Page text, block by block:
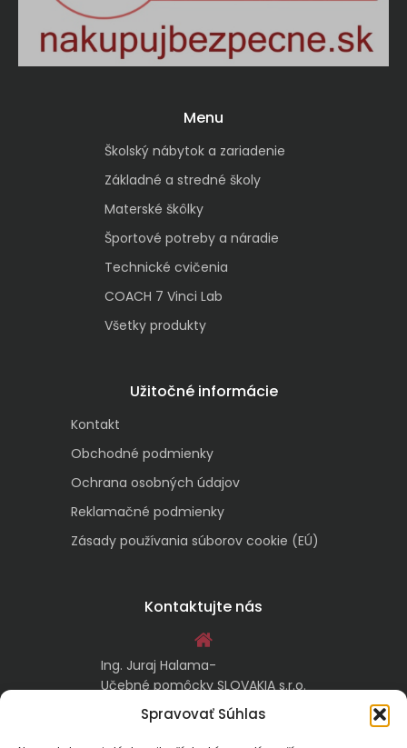
Spravovať Súhlas
Menu
Školský nábytok a zariadenie
Základné a stredné školy
Materské škôlky
Športové potreby a náradie
Technické cvičenia
COACH 7 Vinci Lab
Všetky produkty
Užitočné informácie
Kontakt
Obchodné podmienky
Ochrana osobných údajov
Reklamačné podmienky
Zásady používania súborov cookie (EÚ)
Kontaktujte nás
Ing. Juraj Halama-
Učebné pomôcky SLOVAKIA s.r.o.
Malachovská 17/A
974 05 Banská Bystrica